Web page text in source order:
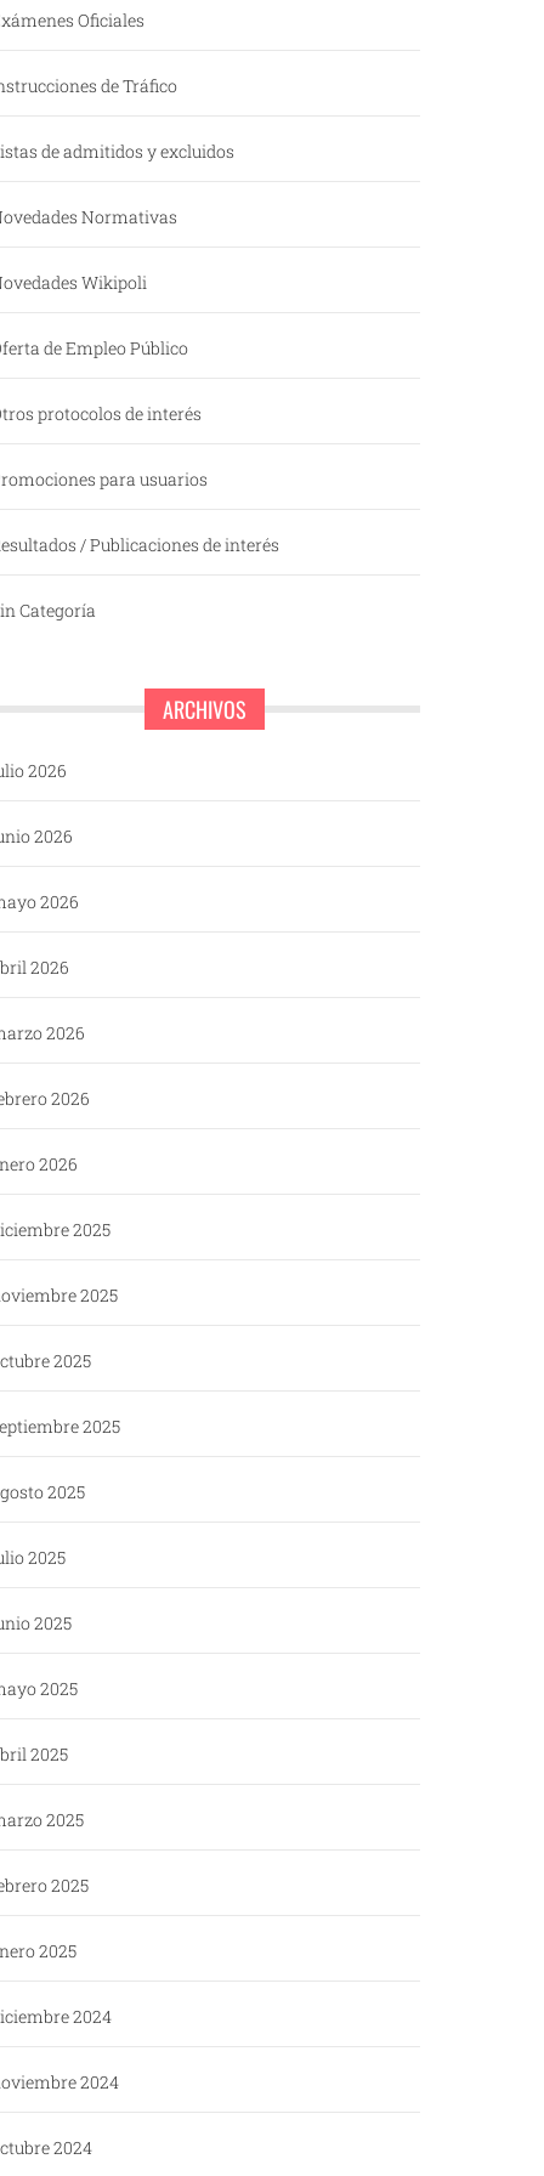
Oficiales
de Tráfico
de admitidos y excluidos
Normativas
Wikipoli
de Empleo Público
protocolos de interés
para usuarios
/ Publicaciones de interés
Categoría
ARCHIVOS
2026
2026
2026
2026
2026
2026
2026
2025
2025
2025
2025
2025
2025
2025
2025
2025
2025
2025
2025
2024
2024
2024